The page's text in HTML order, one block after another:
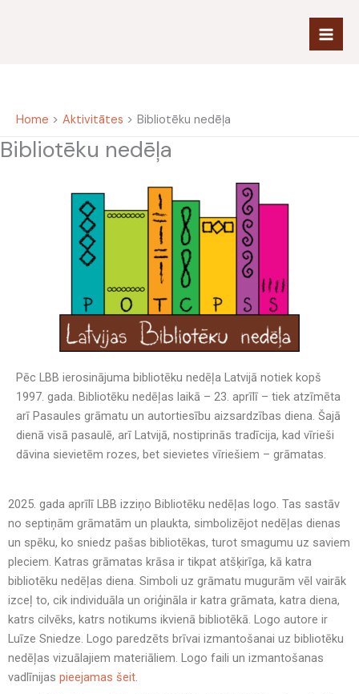
Home Aktivitātes Bibliotēku nedēļa
Bibliotēku nedēļa
Pēc LBB ierosinājuma bibliotēku nedēļa Latvijā notiek kopš
1997. gada. Bibliotēku nedēļas laikā – 23. aprīlī – tiek atzīmēta
arī Pasaules grāmatu un autortiesību aizsardzības diena. Šajā
dienā visā pasaulē, arī Latvijā, nostiprinās tradīcija, kad vīrieši
dāvina sievietēm rozes, bet sievietes vīriešiem – grāmatas.
2025. gada aprīlī LBB izziņo Bibliotēku nedēļas logo. Tas sastāv
no septiņām grāmatām un plaukta, simbolizējot nedēļas dienas
un spēku, ko sniedz pašas bibliotēkas, turot smagumu uz saviem
pleciem. Katras grāmatas krāsa ir tikpat atšķirīga, kā katra
bibliotēku nedēļas diena. Simboli uz grāmatu mugurām vēl vairāk
izceļ to, cik individuāla un oriģināla ir katra grāmata, katra diena,
katrs cilvēks, katrs notikums ikvienā bibliotēkā. Logo autore ir
Luīze Sniedze. Logo paredzēts brīvai izmantošanai uz bibliotēku
nedēļas vizuālajiem materiāliem. Logo faili un izmantošanas
vadlīnijas pieejamas šeit.